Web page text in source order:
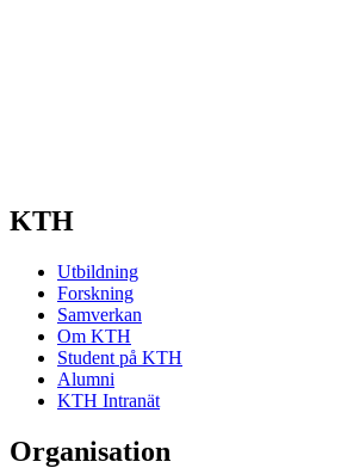
KTH
Utbildning
Forskning
Samverkan
Om KTH
Student på KTH
Alumni
KTH Intranät
Organisation